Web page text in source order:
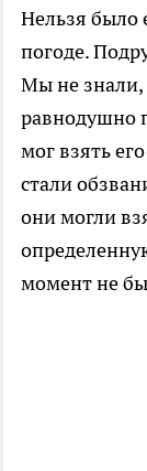
Нельзя было
погоде.
Мы не знали,
равнодушно
мог взять
стали
они могли
момент не